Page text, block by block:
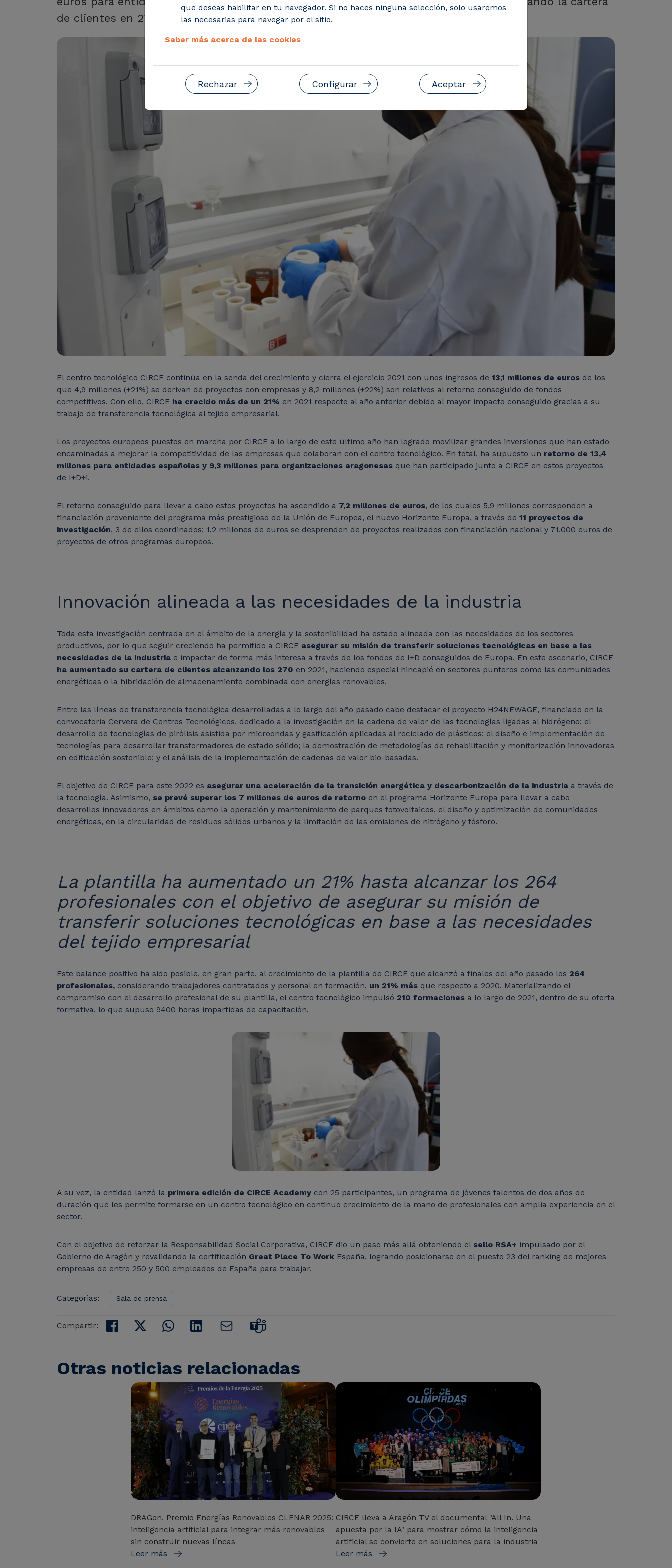
de clientes en 270
El centro tecnológico CIRCE continúa en la senda del crecimiento y cierra el ejercicio 2021 con unos ingresos de 13,1 millones de euros de los
que 4,9 millones (+21%) se derivan de proyectos con empresas y 8,2 millones (+22%) son relativos al retorno conseguido de fondos
competitivos. Con ello, CIRCE ha crecido más de un 21% en 2021 respecto al año anterior debido al mayor impacto conseguido gracias a su
trabajo de transferencia tecnológica al tejido empresarial.
Los proyectos europeos puestos en marcha por CIRCE a lo largo de este último año han logrado movilizar grandes inversiones que han estado
encaminadas a mejorar la competitividad de las empresas que colaboran con el centro tecnológico. En total, ha supuesto un retorno de 13,4
millones para entidades españolas y 9,3 millones para organizaciones aragonesas que han participado junto a CIRCE en estos proyectos
de I+D+i.
El retorno conseguido para llevar a cabo estos proyectos ha ascendido a 7,2 millones de euros, de los cuales 5,9 millones corresponden a
financiación proveniente del programa más prestigioso de la Unión de Europea, el nuevo Horizonte Europa, a través de 11 proyectos de
investigación, 3 de ellos coordinados; 1,2 millones de euros se desprenden de proyectos realizados con financiación nacional y 71.000 euros de
proyectos de otros programas europeos.
Innovación alineada a las necesidades de la industria
Toda esta investigación centrada en el ámbito de la energía y la sostenibilidad ha estado alineada con las necesidades de los sectores
productivos, por lo que seguir creciendo ha permitido a CIRCE asegurar su misión de transferir soluciones tecnológicas en base a las
necesidades de la industria e impactar de forma más interesa a través de los fondos de I+D conseguidos de Europa. En este escenario, CIRCE
ha aumentado su cartera de clientes alcanzando los 270 en 2021, haciendo especial hincapié en sectores punteros como las comunidades
energéticas o la hibridación de almacenamiento combinada con energías renovables.
Entre las líneas de transferencia tecnológica desarrolladas a lo largo del año pasado cabe destacar el proyecto H24NEWAGE, financiado en la
convocatoria Cervera de Centros Tecnológicos, dedicado a la investigación en la cadena de valor de las tecnologías ligadas al hidrógeno; el
desarrollo de tecnologías de pirólisis asistida por microondas y gasificación aplicadas al reciclado de plásticos; el diseño e implementación de
tecnologías para desarrollar transformadores de estado sólido; la demostración de metodologías de rehabilitación y monitorización innovadoras
en edificación sostenible; y el análisis de la implementación de cadenas de valor bio-basadas.
El objetivo de CIRCE para este 2022 es asegurar una aceleración de la transición energética y descarbonización de la industria a través de
la tecnología. Asimismo, se prevé superar los 7 millones de euros de retorno en el programa Horizonte Europa para llevar a cabo
desarrollos innovadores en ámbitos como la operación y mantenimiento de parques fotovoltaicos, el diseño y optimización de comunidades
energéticas, en la circularidad de residuos sólidos urbanos y la limitación de las emisiones de nitrógeno y fósforo.
La plantilla ha aumentado un 21% hasta alcanzar los 264
profesionales con el objetivo de asegurar su misión de
transferir soluciones tecnológicas en base a las necesidades
del tejido empresarial
Este balance positivo ha sido posible, en gran parte, al crecimiento de la plantilla de CIRCE que alcanzó a finales del año pasado los 264
profesionales, considerando trabajadores contratados y personal en formación, un 21% más que respecto a 2020. Materializando el
compromiso con el desarrollo profesional de su plantilla, el centro tecnológico impulsó 210 formaciones a lo largo de 2021, dentro de su oferta
formativa, lo que supuso 9400 horas impartidas de capacitación.
A su vez, la entidad lanzó la primera edición de CIRCE Academy con 25 participantes, un programa de jóvenes talentos de dos años de
duración que les permite formarse en un centro tecnológico en continuo crecimiento de la mano de profesionales con amplia experiencia en el
sector.
Con el objetivo de reforzar la Responsabilidad Social Corporativa, CIRCE dio un paso más allá obteniendo el sello RSA+ impulsado por el
Gobierno de Aragón y revalidando la certificación Great Place To Work España, logrando posicionarse en el puesto 23 del ranking de mejores
empresas de entre 250 y 500 empleados de España para trabajar.
Categorias: Sala de prensa
Compartir:
Otras noticias relacionadas
DRAGon, Premio Energías Renovables CLENAR 2025:
inteligencia artificial para integrar más renovables
sin construir nuevas líneas
Leer más
CIRCE lleva a Aragón TV el documental "All In. Una
apuesta por la IA" para mostrar cómo la inteligencia
artificial se convierte en soluciones para la industria
Leer más
que deseas habilitar en tu navegador. Si no haces ninguna selección, solo usaremos
las necesarias para navegar por el sitio.
Saber más acerca de las cookies
Rechazar Configurar Aceptar